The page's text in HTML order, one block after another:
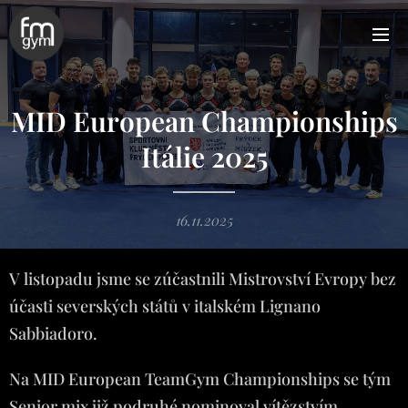
MID European Championships
Itálie 2025
16.11.2025
V listopadu jsme se zúčastnili Mistrovství Evropy bez
účasti severských států v italském Lignano
Sabbiadoro.
Na MID European TeamGym Championships se tým